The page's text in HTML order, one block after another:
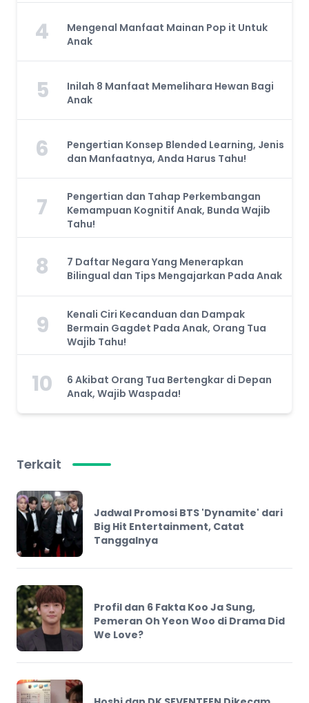
4
Mengenal Manfaat Mainan Pop it Untuk
Anak
5
Inilah 8 Manfaat Memelihara Hewan Bagi
Anak
6
Pengertian Konsep Blended Learning, Jenis
dan Manfaatnya, Anda Harus Tahu!
7
Pengertian dan Tahap Perkembangan
Kemampuan Kognitif Anak, Bunda Wajib
Tahu!
8
7 Daftar Negara Yang Menerapkan
Bilingual dan Tips Mengajarkan Pada Anak
9
Kenali Ciri Kecanduan dan Dampak
Bermain Gagdet Pada Anak, Orang Tua
Wajib Tahu!
10
6 Akibat Orang Tua Bertengkar di Depan
Anak, Wajib Waspada!
Terkait
Jadwal Promosi BTS 'Dynamite' dari
Big Hit Entertainment, Catat
Tanggalnya
Profil dan 6 Fakta Koo Ja Sung,
Pemeran Oh Yeon Woo di Drama Did
We Love?